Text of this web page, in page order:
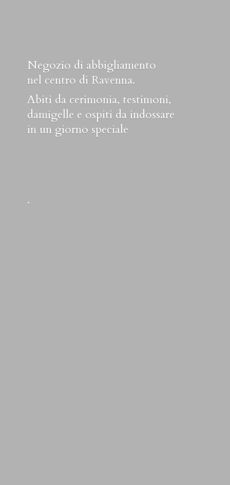
Negozio di abbigliamento
nel centro di Ravenna.
Abiti da cerimonia, testimoni,
damigelle e ospiti da indossare
in un giorno speciale
.